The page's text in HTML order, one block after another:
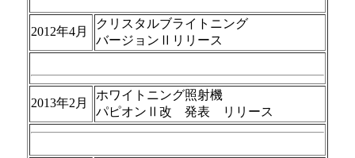
2012年4月
クリスタルブライトニング
バージョンⅡリリース
2013年2月
ホワイトニング照射機
パピオンⅡ改 発表 リリース